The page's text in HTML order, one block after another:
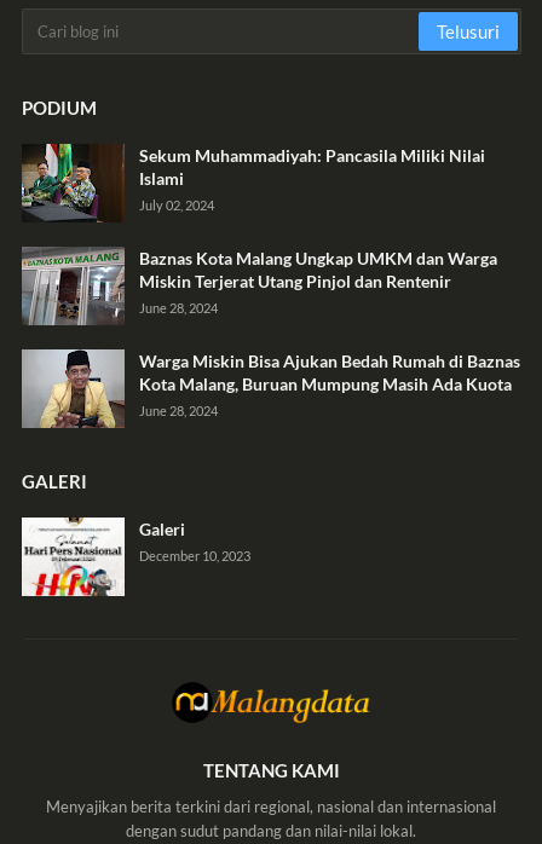
PODIUM
Sekum Muhammadiyah: Pancasila Miliki Nilai
Islami
July 02, 2024
Baznas Kota Malang Ungkap UMKM dan Warga
Miskin Terjerat Utang Pinjol dan Rentenir
June 28, 2024
Warga Miskin Bisa Ajukan Bedah Rumah di Baznas
Kota Malang, Buruan Mumpung Masih Ada Kuota
June 28, 2024
GALERI
Galeri
December 10, 2023
TENTANG KAMI
Menyajikan berita terkini dari regional, nasional dan internasional
dengan sudut pandang dan nilai-nilai lokal.